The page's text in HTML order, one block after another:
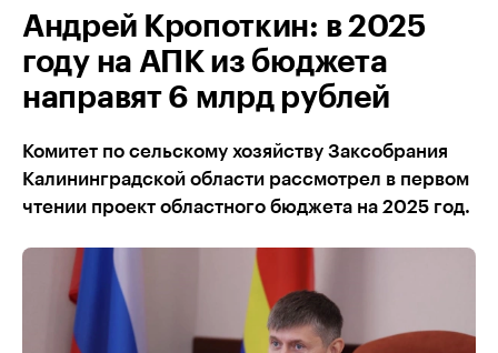
Андрей Кропоткин: в 2025
году на АПК из бюджета
направят 6 млрд рублей
Комитет по сельскому хозяйству Заксобрания
Калининградской области рассмотрел в первом
чтении проект областного бюджета на 2025 год.